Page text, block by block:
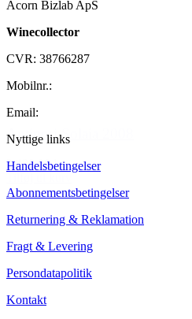
Antinori Solaia 2008
2.499,00 kr.
Acorn Bizlab ApS
Winecollector
CVR: 38766287
Mobilnr.:
Email:
Nyttige links
Handelsbetingelser
Abonnementsbetingelser
Returnering & Reklamation
Fragt & Levering
Persondatapolitik
Kontakt